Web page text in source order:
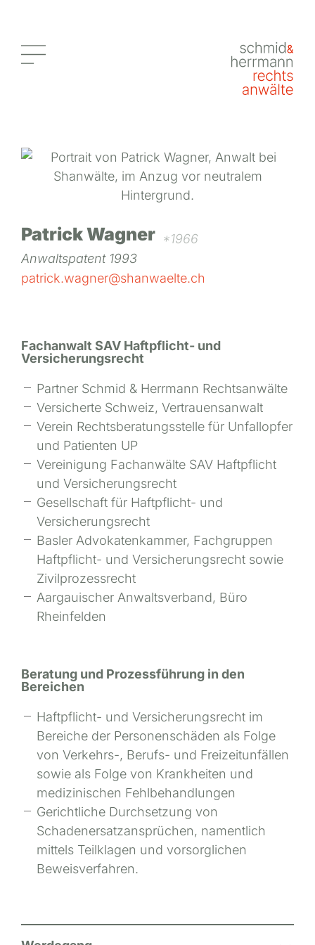
Patrick Wagner *1966
Anwaltspatent 1993
patrick.wagner@shanwaelte.ch
Fachanwalt SAV Haftpflicht- und
Versicherungsrecht
Partner Schmid & Herrmann Rechtsanwälte
Versicherte Schweiz, Vertrauensanwalt
Verein Rechtsberatungsstelle für Unfallopfer
und Patienten UP
Vereinigung Fachanwälte SAV Haftpflicht
und Versicherungsrecht
Gesellschaft für Haftpflicht- und
Versicherungsrecht
Basler Advokatenkammer, Fachgruppen
Haftpflicht- und Versicherungsrecht sowie
Zivilprozessrecht
Aargauischer Anwaltsverband, Büro
Rheinfelden
Beratung und Prozessführung in den
Bereichen
Haftpflicht- und Versicherungsrecht im
Bereiche der Personenschäden als Folge
von Verkehrs-, Berufs- und Freizeitunfällen
sowie als Folge von Krankheiten und
medizinischen Fehlbehandlungen
Gerichtliche Durchsetzung von
Schadenersatzansprüchen, namentlich
mittels Teilklagen und vorsorglichen
Beweisverfahren.